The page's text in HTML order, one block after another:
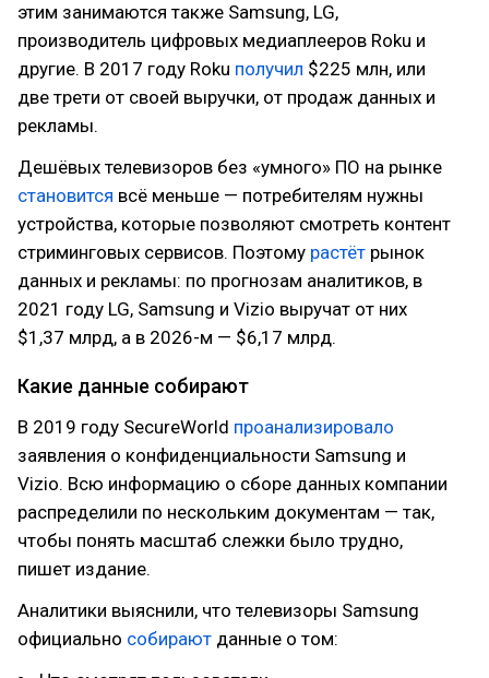
этим занимаются также Samsung, LG,
производитель цифровых медиаплееров Roku и
другие. В 2017 году Roku получил $225 млн, или
две трети от своей выручки, от продаж данных и
рекламы.
Дешёвых телевизоров без «умного» ПО на рынке
становится всё меньше — потребителям нужны
устройства, которые позволяют смотреть контент
стриминговых сервисов. Поэтому растёт рынок
данных и рекламы: по прогнозам аналитиков, в
2021 году LG, Samsung и Vizio выручат от них
$1,37 млрд, а в 2026-м — $6,17 млрд.
Какие данные собирают
В 2019 году SecureWorld проанализировало
заявления о конфиденциальности Samsung и
Vizio. Всю информацию о сборе данных компании
распределили по нескольким документам — так,
чтобы понять масштаб слежки было трудно,
пишет издание.
Аналитики выяснили, что телевизоры Samsung
официально собирают данные о том: